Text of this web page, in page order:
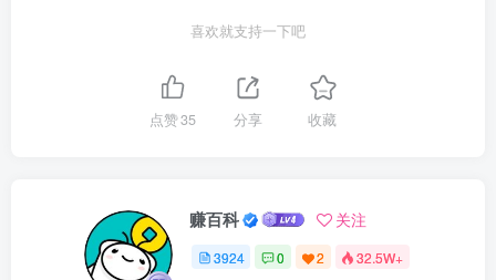
喜欢就支持一下吧
点赞35 分享 收藏
赚百科 关注
3924 0 2 32.5W+